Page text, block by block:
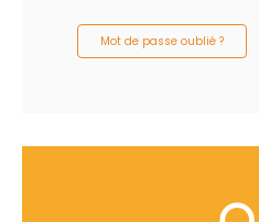
Mot de passe oublié ?